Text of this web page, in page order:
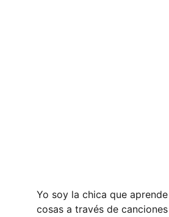
Yo soy la chica que
cosas a través de